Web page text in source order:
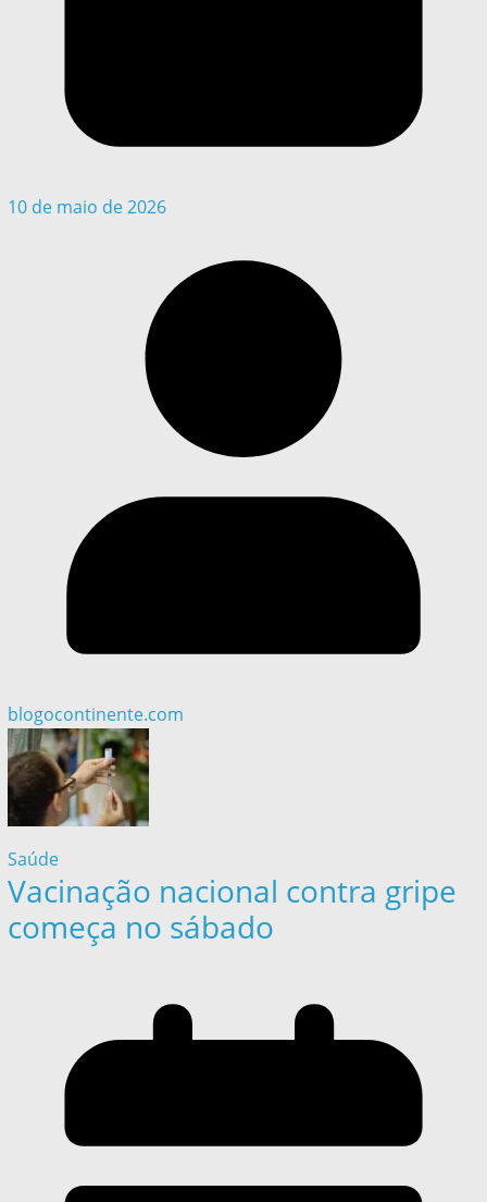
10 de maio de 2026
blogocontinente.com
Saúde
Vacinação nacional contra gripe
começa no sábado